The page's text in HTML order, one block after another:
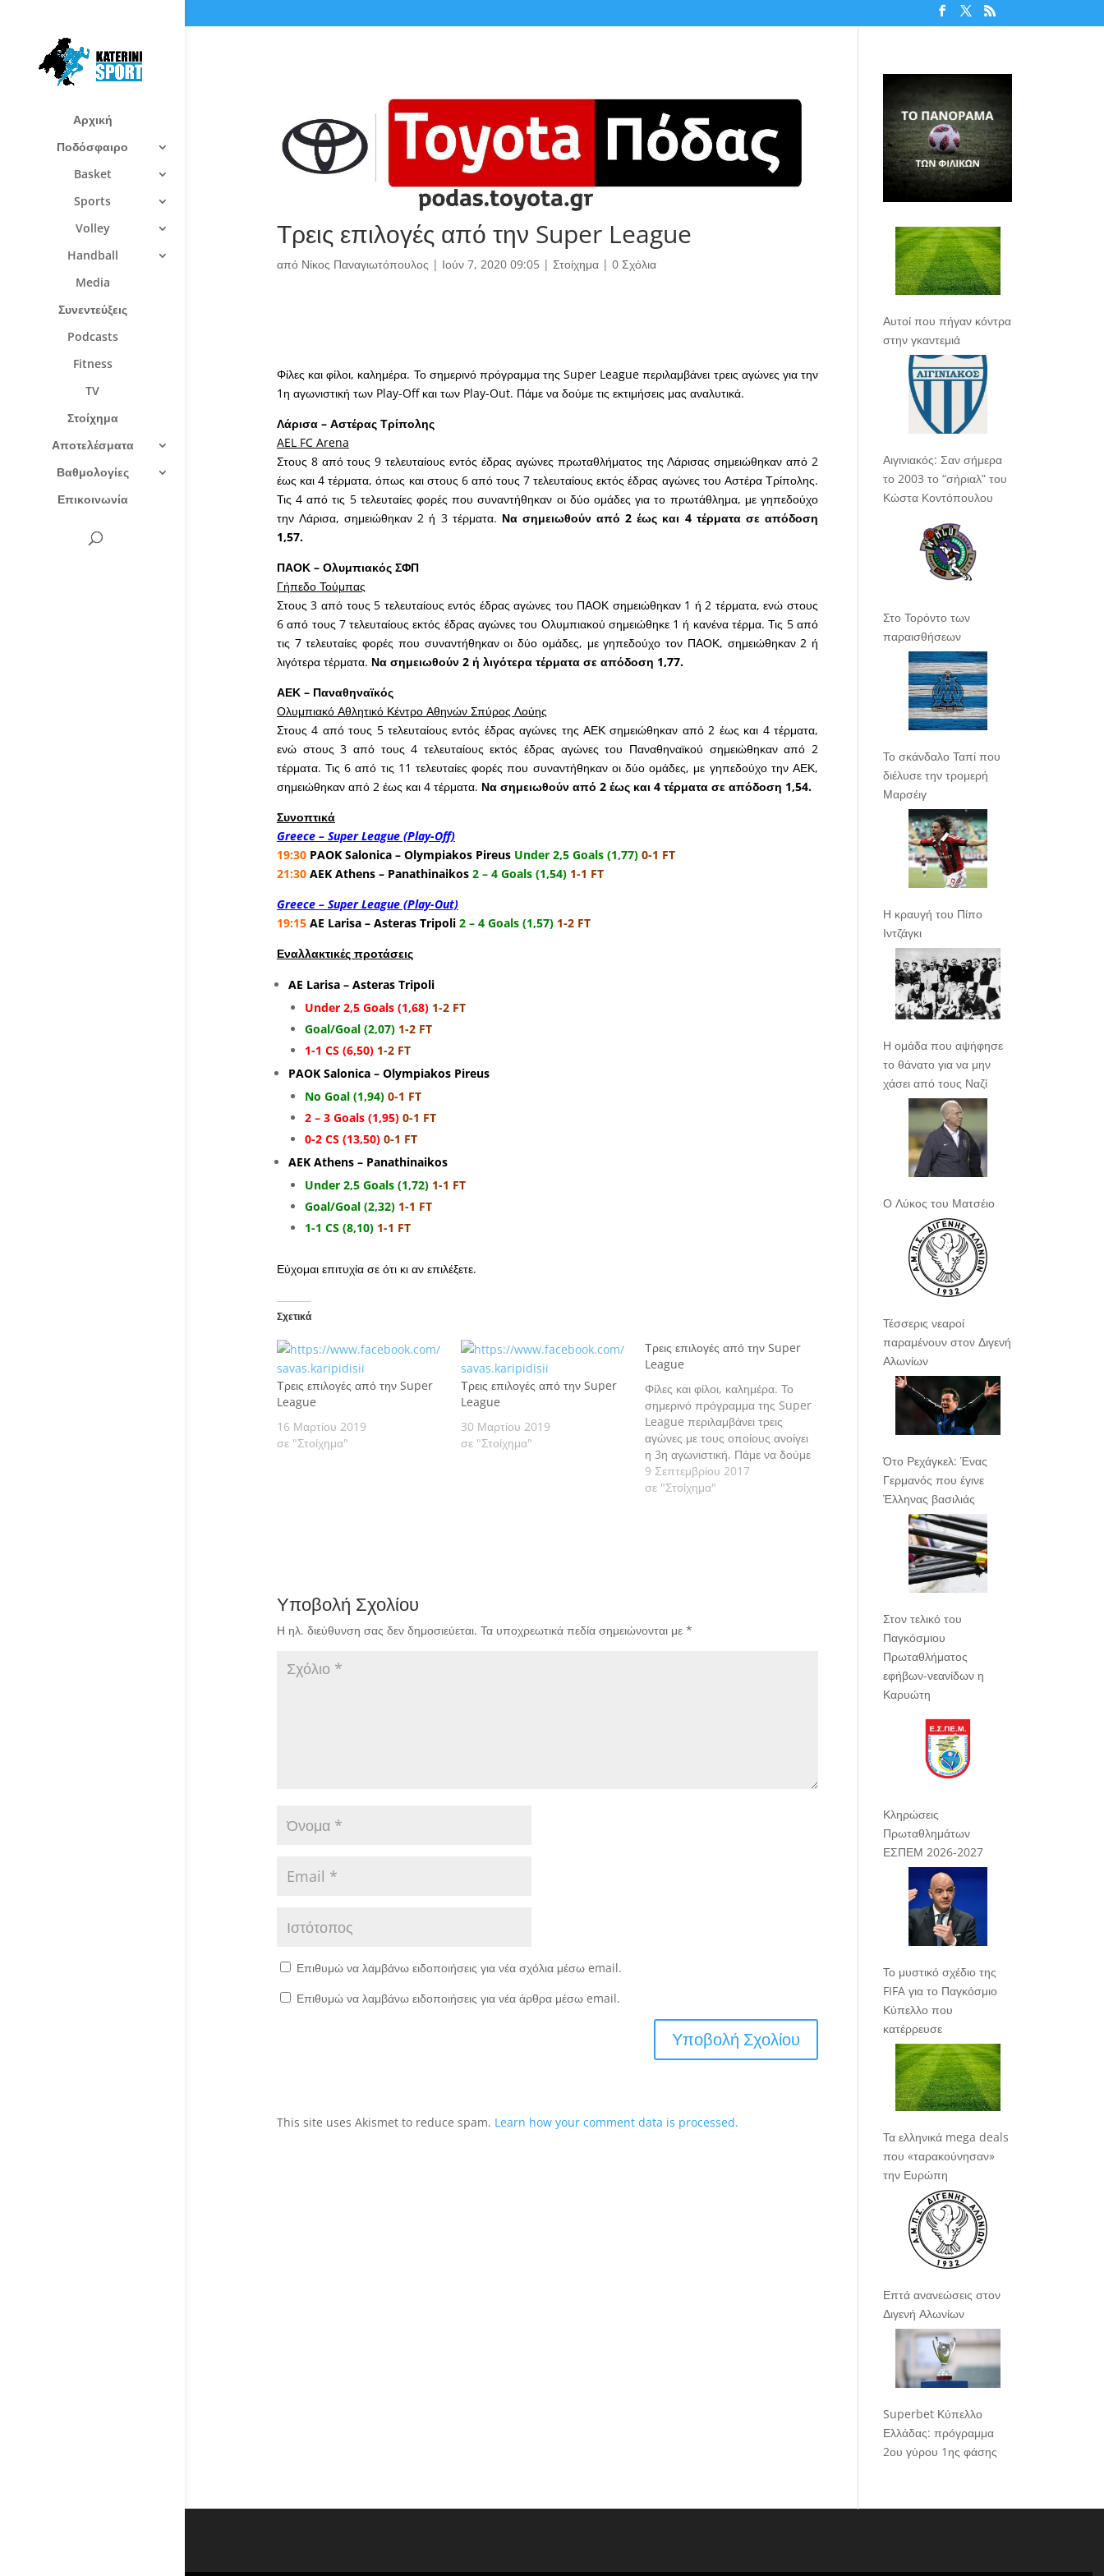
Αρχική
Ποδόσφαιρο
Basket
Sports
Volley
Handball
Media
Συνεντεύξεις
Podcasts
Fitness
TV
Στοίχημα
Αποτελέσματα
Βαθμολογίες
Επικοινωνία
Τρεις επιλογές από την Super League
από Νίκος Παναγιωτόπουλος | Ιούν 7, 2020 09:05| Στοίχημα| 0 Σχόλια
Φίλες και φίλοι, καλημέρα. Το σημερινό πρόγραμμα της Super League περιλαμβάνει τρεις αγώνες για την
1η αγωνιστική των Play-Off και των Play-Out. Πάμε να δούμε τις εκτιμήσεις μας αναλυτικά.
Λάρισα – Αστέρας Τρίπολης
AEL FC Arena
Στους 8 από τους 9 τελευταίους εντός έδρας αγώνες πρωταθλήματος της Λάρισας σημειώθηκαν από 2
έως και 4 τέρματα, όπως και στους 6 από τους 7 τελευταίους εκτός έδρας αγώνες του Αστέρα Τρίπολης.
Τις 4 από τις 5 τελευταίες φορές που συναντήθηκαν οι δύο ομάδες για το πρωτάθλημα, με γηπεδούχο
την Λάρισα, σημειώθηκαν 2 ή 3 τέρματα. Να σημειωθούν από 2 έως και 4 τέρματα σε απόδοση
1,57.
ΠΑΟΚ – Ολυμπιακός ΣΦΠ
Γήπεδο Τούμπας
Στους 3 από τους 5 τελευταίους εντός έδρας αγώνες του ΠΑΟΚ σημειώθηκαν 1 ή 2 τέρματα, ενώ στους
6 από τους 7 τελευταίους εκτός έδρας αγώνες του Ολυμπιακού σημειώθηκε 1 ή κανένα τέρμα. Τις 5 από
τις 7 τελευταίες φορές που συναντήθηκαν οι δύο ομάδες, με γηπεδούχο τον ΠΑΟΚ, σημειώθηκαν 2 ή
λιγότερα τέρματα. Να σημειωθούν 2 ή λιγότερα τέρματα σε απόδοση 1,77.
ΑΕΚ – Παναθηναϊκός
Ολυμπιακό Αθλητικό Κέντρο Αθηνών Σπύρος Λούης
Στους 4 από τους 5 τελευταίους εντός έδρας αγώνες της ΑΕΚ σημειώθηκαν από 2 έως και 4 τέρματα,
ενώ στους 3 από τους 4 τελευταίους εκτός έδρας αγώνες του Παναθηναϊκού σημειώθηκαν από 2
τέρματα. Τις 6 από τις 11 τελευταίες φορές που συναντήθηκαν οι δύο ομάδες, με γηπεδούχο την ΑΕΚ,
σημειώθηκαν από 2 έως και 4 τέρματα. Να σημειωθούν από 2 έως και 4 τέρματα σε απόδοση 1,54.
Συνοπτικά
Greece – Super League (Play-Off)
19:30PAOK Salonica – Olympiakos PireusUnder 2,5 Goals (1,77)0-1 FT
21:30AEK Athens – Panathinaikos2 – 4 Goals (1,54)1-1 FT
Greece – Super League (Play-Out)
19:15AE Larisa – Asteras Tripoli2 – 4 Goals (1,57)1-2 FT
Εναλλακτικές προτάσεις
AE Larisa – Asteras Tripoli
Under 2,5 Goals (1,68)1-2 FT
Goal/Goal (2,07)1-2 FT
1-1 CS (6,50)1-2 FT
PAOK Salonica – Olympiakos Pireus
No Goal (1,94)0-1 FT
2 – 3 Goals (1,95)0-1 FT
0-2 CS (13,50)0-1 FT
AEK Athens – Panathinaikos
Under 2,5 Goals (1,72)1-1 FT
Goal/Goal (2,32)1-1 FT
1-1 CS (8,10)1-1 FT
Εύχομαι επιτυχία σε ότι κι αν επιλέξετε.
Σχετικά
Τρεις επιλογές από την Super
League
16 Μαρτίου 2019
σε "Στοίχημα"
Τρεις επιλογές από την Super
League
30 Μαρτίου 2019
σε "Στοίχημα"
Τρεις επιλογές από την Super
League
Φίλες και φίλοι, καλημέρα. Το
σημερινό πρόγραμμα της Super
League περιλαμβάνει τρεις
αγώνες με τους οποίους ανοίγει
η 3η αγωνιστική. Πάμε να δούμε
τις εκτιμήσεις μας αναλυτικά.
9 Σεπτεμβρίου 2017
σε "Στοίχημα"
Υποβολή Σχολίου
Η ηλ. διεύθυνση σας δεν δημοσιεύεται. Τα υποχρεωτικά πεδία σημειώνονται με *
Επιθυμώ να λαμβάνω ειδοποιήσεις για νέα σχόλια μέσω email.
Επιθυμώ να λαμβάνω ειδοποιήσεις για νέα άρθρα μέσω email.
This site uses Akismet to reduce spam. Learn how your comment data is processed.
Αυτοί που πήγαν κόντρα
στην γκαντεμιά
Αιγινιακός: Σαν σήμερα
το 2003 το “σήριαλ” του
Κώστα Κοντόπουλου
Στο Τορόντο των
παραισθήσεων
Το σκάνδαλο Ταπί που
διέλυσε την τρομερή
Μαρσέιγ
Η κραυγή του Πίπο
Ιντζάγκι
Η ομάδα που αψήφησε
το θάνατο για να μην
χάσει από τους Ναζί
Ο Λύκος του Ματσέιο
Τέσσερις νεαροί
παραμένουν στον Διγενή
Αλωνίων
Ότο Ρεχάγκελ: Ένας
Γερμανός που έγινε
Έλληνας βασιλιάς
Στον τελικό του
Παγκόσμιου
Πρωταθλήματος
εφήβων-νεανίδων η
Καρυώτη
Κληρώσεις
Πρωταθλημάτων
ΕΣΠΕΜ 2026-2027
Το μυστικό σχέδιο της
FIFA για το Παγκόσμιο
Κύπελλο που
κατέρρευσε
Τα ελληνικά mega deals
που «ταρακούνησαν»
την Ευρώπη
Επτά ανανεώσεις στον
Διγενή Αλωνίων
Superbet Κύπελλο
Ελλάδας: πρόγραμμα
2ου γύρου 1ης φάσης